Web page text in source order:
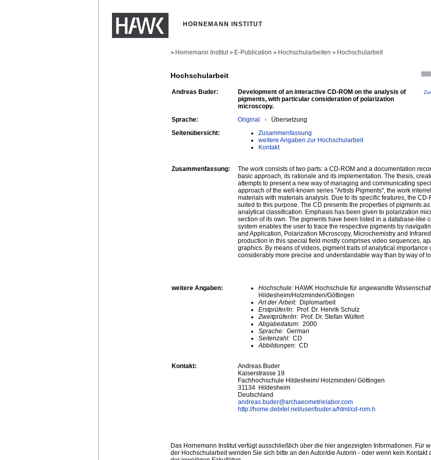
HORNEMANN INSTITUT
> Hornemann Institut > E-Publication > Hochschularbeiten > Hochschularbeit
Hochschularbeit
Andreas Buder:
Development of an interactive CD-ROM on the analysis of
pigments, with particular consideration of polarization
microscopy.
Sprache: Original - Übersetzung
Seitenübersicht:
Zusammenfassung
weitere Angaben zur Hochschularbeit
Kontakt
Zusammenfassung:
The work consists of two parts: a CD-ROM and a documentation
basic approach, its rationale and its implementation. The thesis,
attempts to present a new way of managing and communicating
approach of the well-known series "Artists Pigments", the work
materials with materials analysis. Due to its specific features, the
suited to this purpose. The CD presents the properties of pigments
analytical classification. Emphasis has been given to polarization
section of its own. The pigments have been listed in a database-like
system enables the user to trace the respective pigments by
and Application, Polarization Microscopy, Microchemistry and
production in this special field mostly comprises video sequences,
graphics. By means of videos, pigment traits of analytical importance
considerably more precise and understandable way than by way of
weitere Angaben: Hochschule: HAWK Hochschule für angewandte
Hildesheim/Holzminden/Göttingen
Art der Arbeit: Diplomarbeit
Erstprüfer/in: Prof. Dr. Henrik Schulz
Zweitprüfer/in: Prof. Dr. Stefan Wülfert
Abgabedatum: 2000
Sprache: German
Seitenzahl: CD
Abbildungen: CD
Kontakt:
Andreas Buder
Kaiserstrasse 19
Fachhochschule Hildesheim/ Holzminden/ Göttingen
31134 Hildesheim
Deutschland
andreas.buder@archaeometrielabor.com
http://home.debitel.net/user/buder.a/html/cd-rom.h
Das Hornemann Institut verfügt ausschließlich über die hier angezeigten Informationen. Für
der Hochschularbeit wenden Sie sich bitte an den Autor/die Autorin - oder wenn kein Kontakt